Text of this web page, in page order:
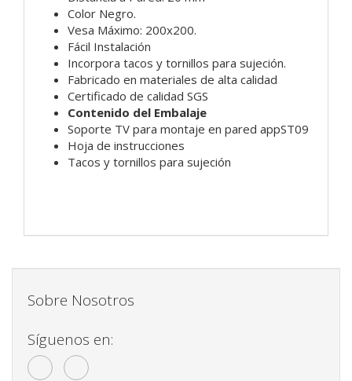
Color Negro.
Vesa Máximo: 200x200.
Fácil Instalación
Incorpora tacos y tornillos para sujeción.
Fabricado en materiales de alta calidad
Certificado de calidad SGS
Contenido del Embalaje
Soporte TV para montaje en pared appST09
Hoja de instrucciones
Tacos y tornillos para sujeción
Sobre Nosotros
Síguenos en: